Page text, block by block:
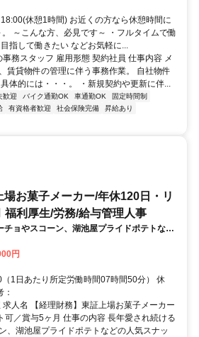
休憩1時間) お近くの方なら休憩時間に
～こんな方、必見です～ ・フルタイムで働
指して働きたい などお気軽に...
務スタッフ 雇用形態 契約社員 仕事内容 メ
賃貸物件の管理に伴う事務作業。 自社物件
体的には・・・。 ・新規契約や更新に伴...
歓迎 バイク通勤OK 車通勤OK
固定時間制
有資格者歓迎 社会保険完備
昇給あり
場お菓子メーカー/年休120日・リ
福利厚生/労務/給与管理人事
チョやスコーン、湖池屋プライドポテトなど
・販売を行う当社にて、経理財務業務をお任
としてのご活躍も期待しています。
円
1日あたり所定労働時間07時間50分） 休
人名 【経理財務】東証上場お菓子メーカー
可／賞与5ヶ月 仕事の内容 長年愛され続ける
、湖池屋プライドポテトなどの人気スナッ